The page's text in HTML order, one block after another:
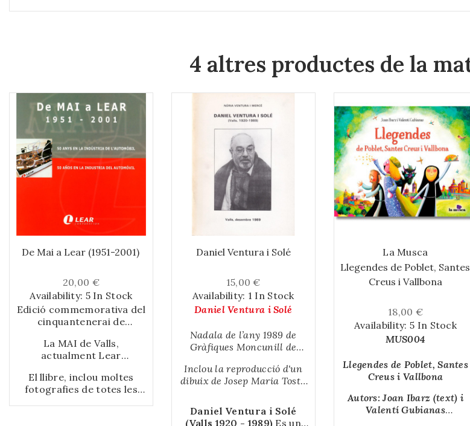
4 altres productes de la
De Mai a Lear (1951-2001)
20,00 €
Availability: 5 In Stock
Edició commemorativa del
cinquantenerai de
(Mecanismos Auxiliares
Industriales) de Valls, i de
(United Technologies
Automotive) i
posteriorment amb Lear
La MAI de Valls,
actualment Lear
empresa dedicada a la
fabricació de components
per a la indústria de
El llibre, inclou moltes
fotografies de totes les
Daniel Ventura i Solé
15,00 €
Availability: 1 In Stock
Daniel Ventura i Solé
Nadala de l’any 1989 de
Gràfiques Moncunill de
Ventura i Solé, el mateix
any del seu traspàs,
Núria Ventura i Mercè.
Inclou la reproducció d'un
dibuix de Josep Maria Tost i
la fotografia de la coberta,
en les que s’inclouen sis
Daniel Ventura i Solé
(Valls 1920 - 1989) Es un
La Musca
Llegendes de Poblet, Santes
Creus i Vallbona
18,00 €
Availability:5 In Stock
MUS004
Llegendes de Poblet, Santes
Creus i Vallbona
Autors: Joan Ibarz (text) i
Valentí Gubianas